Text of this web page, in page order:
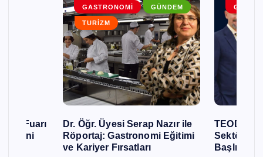
Fuarı
GASTRONOMI GÜNDEM
TURIZM
Dr. Öğr. Üyesi Serap Nazır ile
Röportaj: Gastronomi Eğitimi
ve Kariyer Fırsatları
GENEL
TEODER
Başlıyor